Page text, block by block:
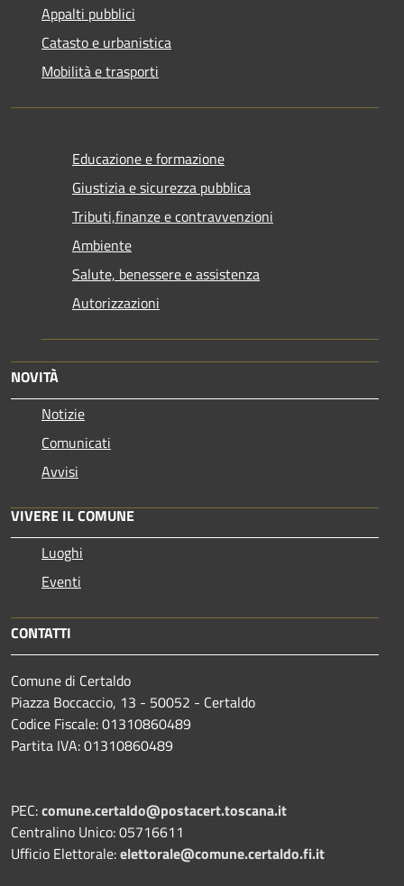
Appalti pubblici
Catasto e urbanistica
Mobilità e trasporti
Educazione e formazione
Giustizia e sicurezza pubblica
Tributi,finanze e contravvenzioni
Ambiente
Salute, benessere e assistenza
Autorizzazioni
NOVITÀ
Notizie
Comunicati
Avvisi
VIVERE IL COMUNE
Luoghi
Eventi
CONTATTI
Comune di Certaldo
Piazza Boccaccio, 13 - 50052 - Certaldo
Codice Fiscale: 01310860489
Partita IVA: 01310860489
PEC:comune.certaldo@postacert.toscana.it
Centralino Unico: 05716611
Ufficio Elettorale:elettorale@comune.certaldo.fi.it